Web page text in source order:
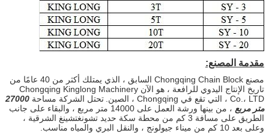
مقدمة المصنع:
مصنع Chongqing Chain Block السابق ، الذي يمتلك أكثر من 40 عامًا من
تاريخ الإنتاج اليدوي للرافعة ، هو الآن Chongqing Kinglong Machinery
Co.، LTD ، التي تقع في Chongqing ، الصين.
تحتل الشركة مساحة 27000
متر مربع
، من بينها ورشة العمل على 14000 متر مربع ، والبقاء على جانب
الطريق على مسافة 3 كم من محطة سكة حديد تشونغتشينغ الشرقية ،
وعلى بعد 10 كم من ميناء جيولونج ، والنقل البري والمياه مناسب.